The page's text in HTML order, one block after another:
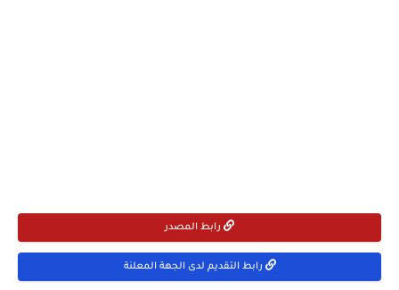
رابط المصدر
رابط التقديم لدى الجهة المعلنة